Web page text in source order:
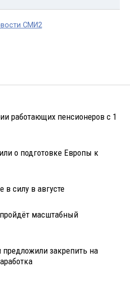
СМИ2
работающих пенсионеров с 1
о подготовке Европы к
силу в августе
масштабный
закрепить на